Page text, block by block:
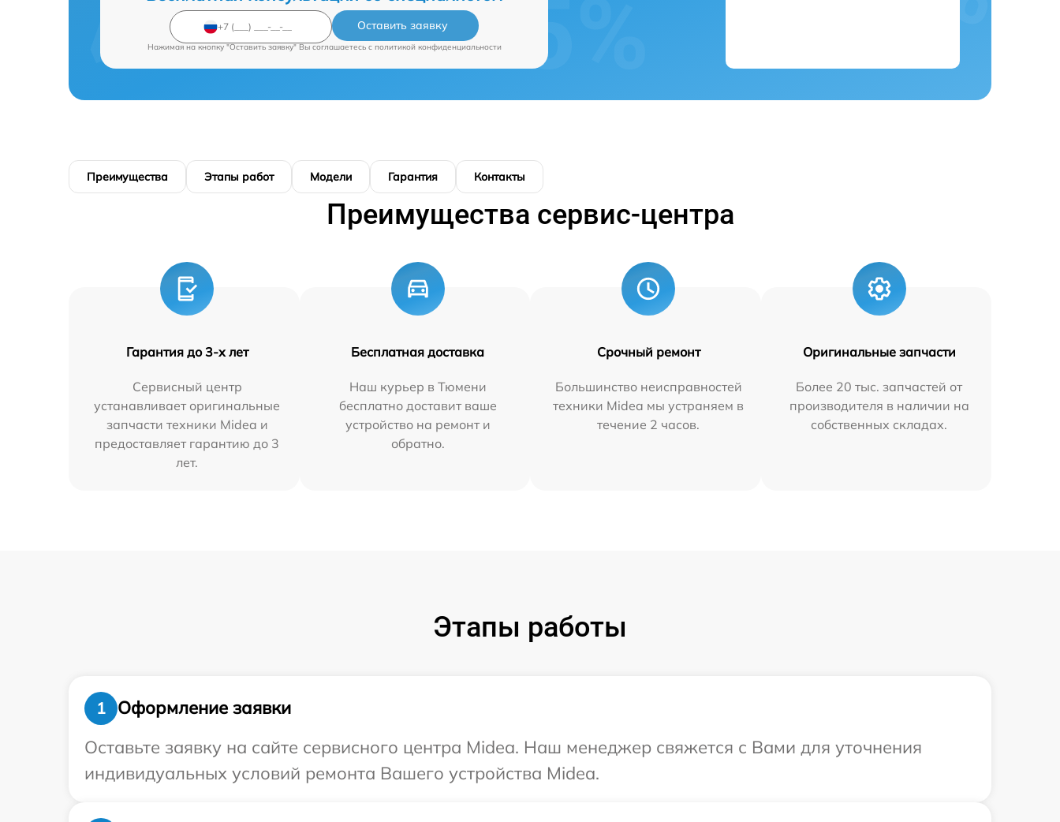
Оставить заявку
Нажимая на кнопку "Оставить заявку" Вы соглашаетесь c политикой конфиденциальности
Преимущества Этапы работ Модели Гарантия Контакты
Преимущества сервис-центра
Гарантия до 3-х лет
Сервисный центр
устанавливает оригинальные
запчасти техники Midea и
предоставляет гарантию до 3
лет.
Бесплатная доставка
Наш курьер в Тюмени
бесплатно доставит ваше
устройство на ремонт и
обратно.
Срочный ремонт
Большинство неисправностей
техники Midea мы устраняем в
течение 2 часов.
Оригинальные запчасти
Более 20 тыс. запчастей от
производителя в наличии на
собственных складах.
Этапы работы
1
Оформление заявки
Оставьте заявку на сайте сервисного центра Midea. Наш менеджер свяжется с Вами для уточнения
индивидуальных условий ремонта Вашего устройства Midea.